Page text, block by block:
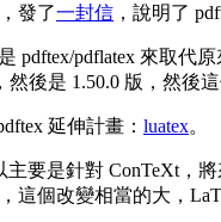
發了一封信 ，說明了
pdftex/pdflatex 來取
後是 1.50.0 版，然後
延伸計畫： luatex。
要是針對 ConTeXt，
這個改變相當的大，